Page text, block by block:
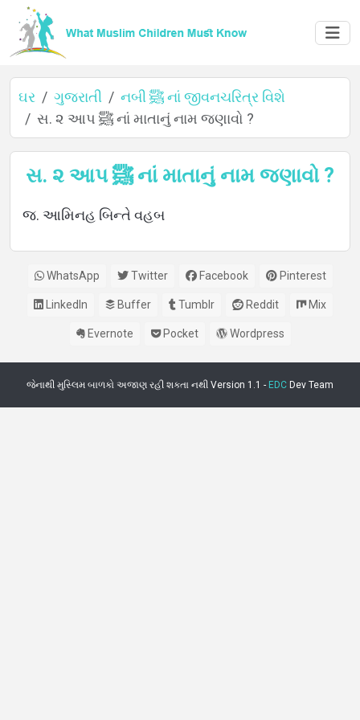
ઘર
વિશે
ભાષાઓ
ઘર ગુજરાતી
નબી ﷺ નાં જીવનચરિત્ર વિશે
સ. ૨ આપ ﷺ નાં માતાનું નામ જણાવો ?
સ. ૨ આપ ﷺ નાં માતાનું નામ જણાવો ?
જ. આમિનહ બિન્તે વહબ
WhatsApp Twitter Facebook Pinterest
LinkedIn Buffer Tumblr Reddit Mix
Evernote Pocket Wordpress
જેનાથી મુસ્લિમ બાળકો અજાણ રહી શકતા નથી Version 1.1 - EDC Dev Team